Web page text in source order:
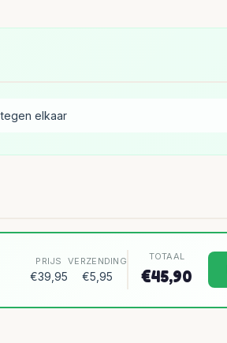
elkaar
PRIJS
€39,95
VERZENDING
€5,95
TOTAAL
€45,90